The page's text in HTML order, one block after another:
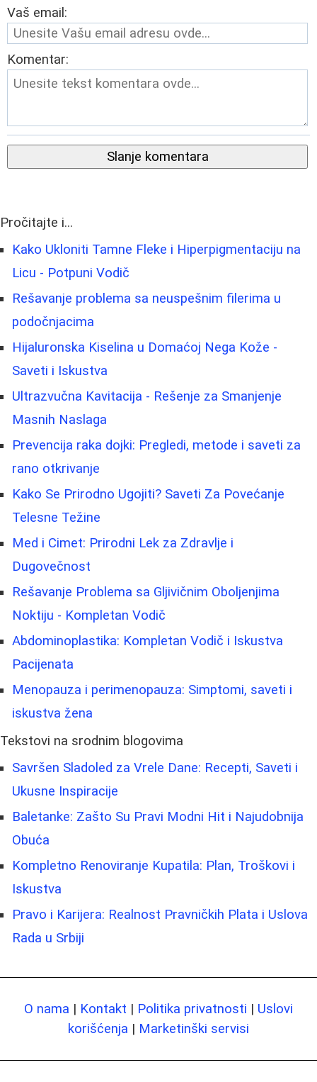
Vaš email:
Komentar:
Slanje komentara
Pročitajte i...
Kako Ukloniti Tamne Fleke i Hiperpigmentaciju na
Licu - Potpuni Vodič
Rešavanje problema sa neuspešnim filerima u
podočnjacima
Hijaluronska Kiselina u Domaćoj Nega Kože -
Saveti i Iskustva
Ultrazvučna Kavitacija - Rešenje za Smanjenje
Masnih Naslaga
Prevencija raka dojki: Pregledi, metode i saveti za
rano otkrivanje
Kako Se Prirodno Ugojiti? Saveti Za Povećanje
Telesne Težine
Med i Cimet: Prirodni Lek za Zdravlje i
Dugovečnost
Rešavanje Problema sa Gljivičnim Oboljenjima
Noktiju - Kompletan Vodič
Abdominoplastika: Kompletan Vodič i Iskustva
Pacijenata
Menopauza i perimenopauza: Simptomi, saveti i
iskustva žena
Tekstovi na srodnim blogovima
Savršen Sladoled za Vrele Dane: Recepti, Saveti i
Ukusne Inspiracije
Baletanke: Zašto Su Pravi Modni Hit i Najudobnija
Obuća
Kompletno Renoviranje Kupatila: Plan, Troškovi i
Iskustva
Pravo i Karijera: Realnost Pravničkih Plata i Uslova
Rada u Srbiji
O nama | Kontakt | Politika privatnosti | Uslovi
korišćenja | Marketinški servisi